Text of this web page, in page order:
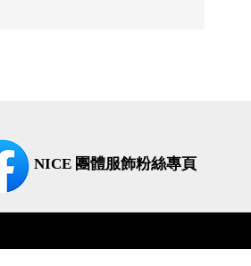
NICE 團體服飾粉絲專頁